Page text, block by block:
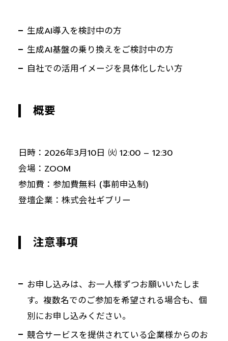
生成AI導入を検討中の方
生成AI基盤の乗り換えをご検討中の方
自社での活用イメージを具体化したい方
概要
日時：2026年3月10日 ㈫ 12:00 – 12:30
会場：ZOOM
参加費：参加費無料 (事前申込制)
登壇企業：株式会社ギブリー
注意事項
お申し込みは、お一人様ずつお願いいたしま
す。複数名でのご参加を希望される場合も、個
別にお申し込みください。
競合サービスを提供されている企業様からのお